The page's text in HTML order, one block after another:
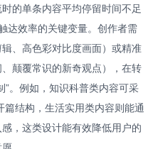
的单条内容平均停留时间不足
达效率的关键变量。创作者需
、高色彩对比度画面）或精准
颠覆常识的新奇观点），在转
”。例如，知识科普类内容可采
篇结构，生活实用类内容则能通
，这类设计能有效降低用户的